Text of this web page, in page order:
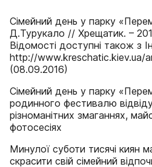
Сімейний день у парку
Д.Турукало // Хрещатик. –
Відомості доступні також з
http://www.kreschatic.kiev.ua/
(08.09.2016)
Сімейний день у парку
родинного фестивалю
різноманітних змаганнях,
фотосесіях
Минулої суботи тисячі киян
скрасити свій сімейний